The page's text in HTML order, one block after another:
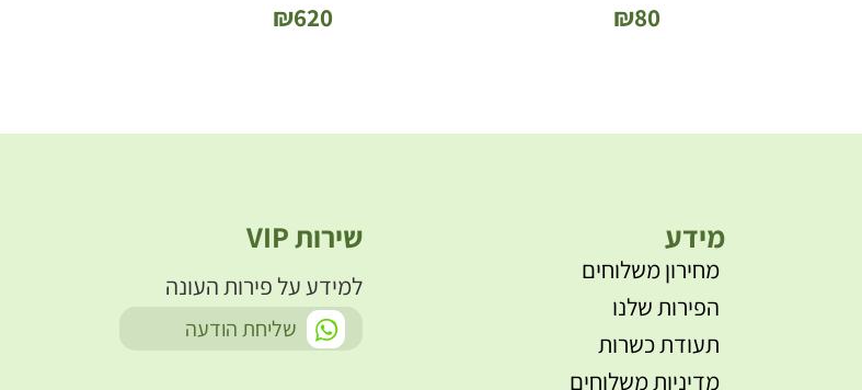
₪80
₪620
מידע
מחירון משלוחים
הפירות שלנו
תעודת כשרות
מדיניות משלוחים
שירות VIP
למידע על פירות העונה
שליחת הודעה -